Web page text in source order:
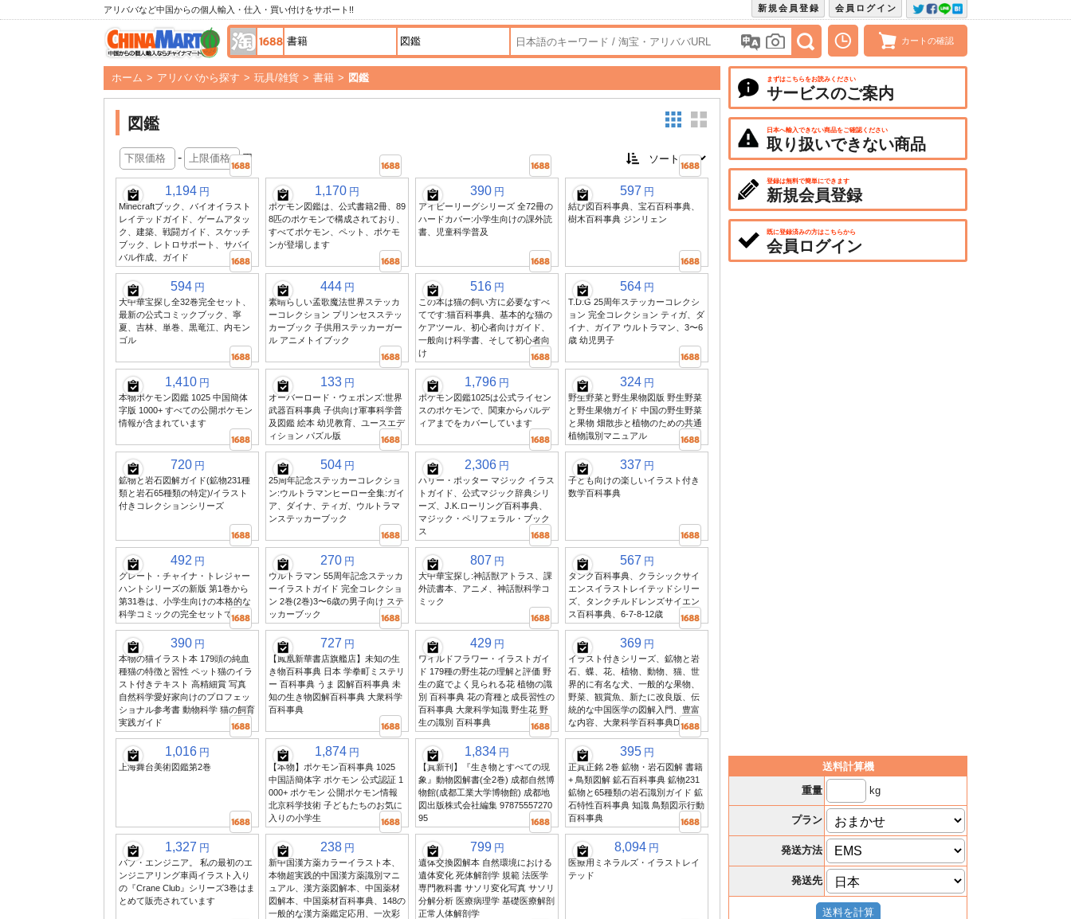
アリババなど中国からの個人輸入・仕入・買い付けをサポート!! 会員ログイン
新規会員登録
カートの確認
ホーム > アリババから探す > 玩具/雑貨 > 書籍 > 図鑑
図鑑
- 円
1,194 円
Minecraftブック、バイオイラスト
レイテッドガイド、ゲームアタッ
ク、建築、戦闘ガイド、スケッチ
ブック、レトロサポート、サバイ
バル作成、ガイド
1,170 円
ポケモン図鑑は、公式書籍2冊、89
8匹のポケモンで構成されており、
すべてポケモン、ペット、ポケモ
ンが登場します
390 円
アイビーリーグシリーズ 全72冊の
ハードカバー:小学生向けの課外読
書、児童科学普及
597 円
結び図百科事典、宝石百科事典、
樹木百科事典 ジンリェン
594 円
大中華宝探し全32巻完全セット、
最新の公式コミックブック、寧
夏、吉林、単巻、黒竜江、内モン
ゴル
444 円
素晴らしい孟歌魔法世界ステッカ
ーコレクション プリンセスステッ
カーブック 子供用ステッカーガー
ル アニメトイブック
516 円
この本は猫の飼い方に必要なすべ
てです:猫百科事典、基本的な猫の
ケアツール、初心者向けガイド、
一般向け科学書、そして初心者向
け
564 円
T.D.G 25周年ステッカーコレクシ
ョン 完全コレクション ティガ、ダ
イナ、ガイア ウルトラマン、3〜6
歳 幼児男子
1,410 円
本物ポケモン図鑑 1025 中国簡体
字版 1000+ すべての公開ポケモン
情報が含まれています
133 円
オーバーロード・ウェポンズ:世界
武器百科事典 子供向け軍事科学普
及図鑑 絵本 幼児教育、ユースエデ
ィション パズル版
1,796 円
ポケモン図鑑1025は公式ライセン
スのポケモンで、関東からパルデ
ィアまでをカバーしています
324 円
野生野菜と野生果物図版 野生野菜
と野生果物ガイド 中国の野生野菜
と果物 畑散歩と植物のための共通
植物識別マニュアル
720 円
鉱物と岩石図解ガイド(鉱物231種
類と岩石65種類の特定)/イラスト
付きコレクションシリーズ
504 円
25周年記念ステッカーコレクショ
ン:ウルトラマンヒーロー全集:ガイ
ア、ダイナ、ティガ、ウルトラマ
ンステッカーブック
2,306 円
ハリー・ポッター マジック イラス
トガイド、公式マジック辞典シリ
ーズ、J.K.ローリング百科事典、
マジック・ペリフェラル・ブック
ス
337 円
子ども向けの楽しいイラスト付き
数学百科事典
492 円
グレート・チャイナ・トレジャー
ハントシリーズの新版 第1巻から
第31巻は、小学生向けの本格的な
科学コミックの完全セットです
270 円
ウルトラマン 55周年記念ステッカ
ーイラストガイド 完全コレクショ
ン 2巻(2巻)3〜6歳の男子向け ステ
ッカーブック
807 円
大中華宝探し:神話獣アトラス、課
外読書本、アニメ、神話獣科学コ
ミック
567 円
タンク百科事典、クラシックサイ
エンスイラストレイテッドシリー
ズ、タンクチルドレンズサイエン
ス百科事典、6-7-8-12歳
390 円
本物の猫イラスト本 179頭の純血
種猫の特徴と習性 ペット猫のイラ
スト付きテキスト 高精細賞 写真
自然科学愛好家向けのプロフェッ
ショナル参考書 動物科学 猫の飼育
実践ガイド
727 円
【鳳凰新華書店旗艦店】未知の生
き物百科事典 日本 学拳町ミステリ
ー 百科事典 うま 図解百科事典 未
知の生き物図解百科事典 大衆科学
百科事典
429 円
ワイルドフラワー・イラストガイ
ド 179種の野生花の理解と評価 野
生の庭でよく見られる花 植物の識
別 百科事典 花の育種と成長習性の
百科事典 大衆科学知識 野生花 野
生の識別 百科事典
369 円
イラスト付きシリーズ、鉱物と岩
石、蝶、花、植物、動物、猫、世
界的に有名な犬、一般的な果物、
野菜、観賞魚、新たに改良版、伝
統的な中国医学の図解入門、豊富
な内容、大衆科学百科事典D
1,016 円
上海舞台美術図鑑第2巻
1,874 円
【本物】ポケモン百科事典 1025
中国語簡体字 ポケモン 公式認証 1
000+ ポケモン 公開ポケモン情報
北京科学技術 子どもたちのお気に
入りの小学生
1,834 円
【真新刊】『生き物とすべての現
象』動物図解書(全2巻) 成都自然博
物館(成都工業大学博物館) 成都地
図出版株式会社編集 97875557270
95
395 円
正真正銘 2巻 鉱物・岩石図解 書籍
+ 鳥類図解 鉱石百科事典 鉱物231
鉱物と65種類の岩石識別ガイド 鉱
石特性百科事典 知識 鳥類図示行動
百科事典
1,327 円
バブ・エンジニア。 私の最初のエ
ンジニアリング車両イラスト入り
の『Crane Club』シリーズ3巻はま
とめて販売されています
238 円
新中国漢方薬カラーイラスト本、
本物超実践的中国漢方薬識別マニ
ュアル、漢方薬図解本、中国薬材
図解本、中国薬材百科事典、148の
一般的な漢方薬鑑定応用、一次彩
799 円
遺体交換図解本 自然環境における
遺体変化 死体解剖学 規範 法医学
専門教科書 サソリ変化写真 サソリ
分解分析 医療病理学 基礎医療解剖
正常人体解剖学
8,094 円
医療用ミネラルズ・イラストレイ
テッド
まずはこちらをお読みください
サービスのご案内
日本へ輸入できない商品をご確認ください
取り扱いできない商品
登録は無料で簡単にできます
新規会員登録
既に登録済みの方はこちらから
会員ログイン
送料計算機
重量
kg
プラン
発送方法
発送先